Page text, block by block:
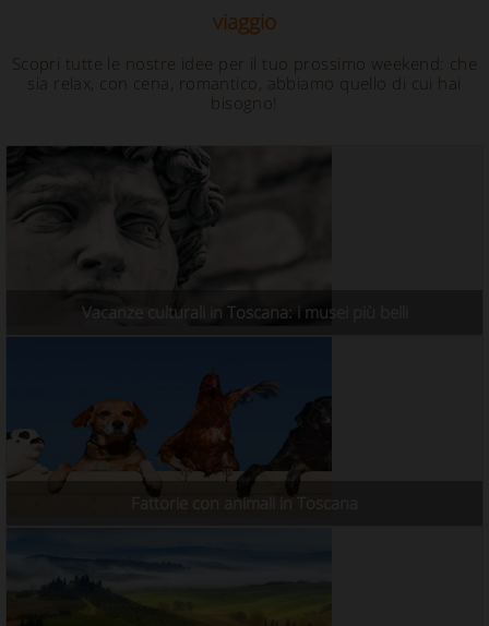
viaggio
Scopri tutte le nostre idee per il tuo prossimo weekend: che
sia relax, con cena, romantico, abbiamo quello di cui hai
bisogno!
Vacanze culturali in Toscana: i musei più belli
Fattorie con animali in Toscana